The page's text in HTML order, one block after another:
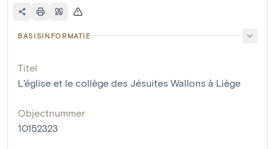
BASISINFORMATIE
Titel
L'église et le collège des Jésuites Wallons à Liège
Objectnummer
10152323